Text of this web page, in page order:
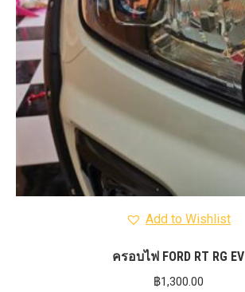
Add to Wishlist
ครอบไฟ FORD RT RG EV
฿1,300.00